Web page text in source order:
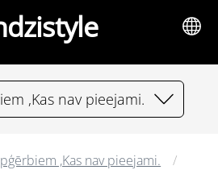
,Kas nav pieejami.
,Kas nav pieejami.